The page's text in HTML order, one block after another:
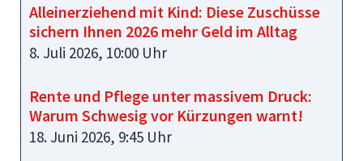
Alleinerziehend mit Kind: Diese Zuschüsse
sichern Ihnen 2026 mehr Geld im Alltag
8. Juli 2026, 10:00 Uhr
Rente und Pflege unter massivem Druck:
Warum Schwesig vor Kürzungen warnt!
18. Juni 2026, 9:45 Uhr